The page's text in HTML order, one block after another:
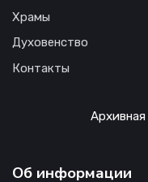
Храмы
Духовенство
Контакты
Об информации